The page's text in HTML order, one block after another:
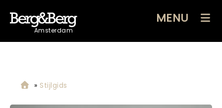
Amsterdam
MENU
» Stijlgids